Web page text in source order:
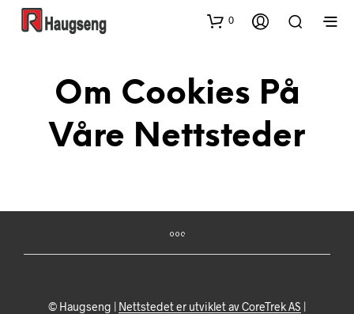
0
Om Cookies På
Våre Nettsteder
© Haugseng | Nettstedet er utviklet av CoreTrek AS |